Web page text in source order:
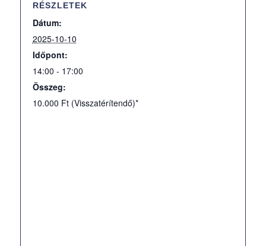
RÉSZLETEK
Dátum:
2025-10-10
Időpont:
14:00 - 17:00
Összeg:
10.000 Ft (Visszatérítendő)*